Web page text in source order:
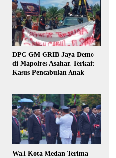
DPC GM GRIB Jaya Demo
di Mapolres Asahan Terkait
Kasus Pencabulan Anak
Wali Kota Medan Terima